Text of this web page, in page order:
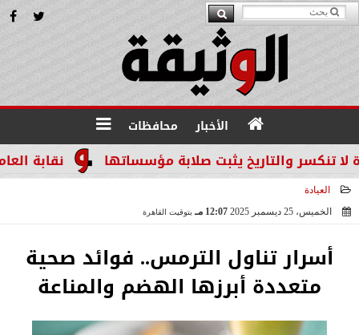
الأخبار محافظات
نقابة العاملين والتاريخ يثبت صلابة مؤسساتها
العيادة
الخميس، 25 ديسمبر 2025
12:07 مـ بتوقيت القاهرة
أسرار تناول الترمس.. فوائد صحية
متعددة أبرزها الهضم والمناعة